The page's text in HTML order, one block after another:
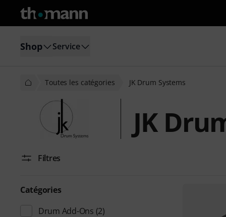
Shop Service
Toutes les catégories JK Drum Systems
JK
Filtres
Catégories
Drum Add-Ons (2)